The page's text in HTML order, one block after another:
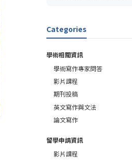
Categories
學術相關資訊
學術寫作專家問答
影片課程
期刊投稿
英文寫作與文法
論文寫作
留學申請資訊
影片課程